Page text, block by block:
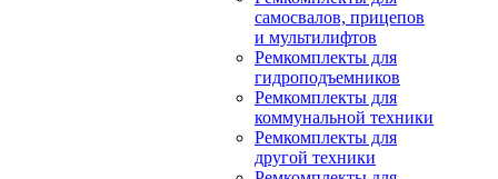
самосвалов, прицепов
и мультилифтов
Ремкомплекты для
гидроподъемников
Ремкомплекты для
коммунальной техники
Ремкомплекты для
другой техники